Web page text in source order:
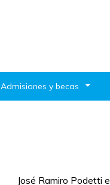
Admisiones y becas
José Ramiro Podetti